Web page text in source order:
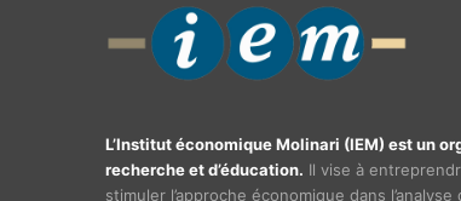
L’Institut économique Molinari (IEM) est un
recherche et d’éducation. Il vise à
stimuler l’approche économique dans l’analyse